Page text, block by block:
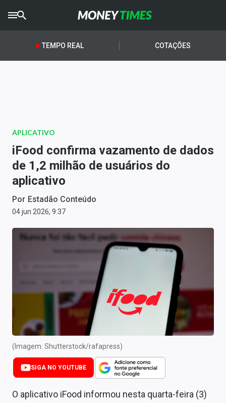
CRYPTOTIMES
AGROTIMES
Newsletters
Money Trader
Anuncie
Últimas Notícias
Newsletters
Carteiras Recomendadas
Central de Dividendos
Central de Fundos Imobiliários
Central dos IPOs
Renda Fixa
TEMPO REAL COTAÇÕES
APLICATIVO
iFood confirma vazamento de dados
de 1,2 milhão de usuários do
aplicativo
Por Estadão Conteúdo
04 jun 2026, 9:37
(Imagem: Shutterstock/rafapress)
SIGA NO YOUTUBE
O aplicativo iFood informou nesta quarta-feira (3)